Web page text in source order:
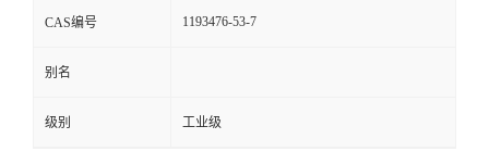
CAS编号 1193476-53-7
别名
级别 工业级